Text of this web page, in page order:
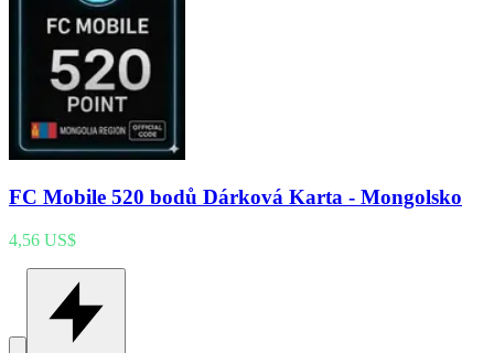
FC Mobile 520 bodů Dárková Karta - Mongolsko
4,56 US$